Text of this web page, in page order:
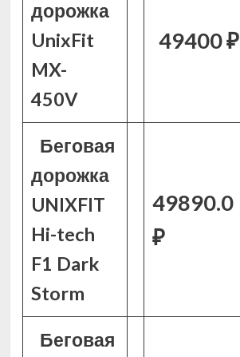
дорожка
UnixFit
MX-
450V
49400 ₽
Беговая
дорожка
UNIXFIT
Hi-tech
F1 Dark
Storm
49890.0
₽
Беговая